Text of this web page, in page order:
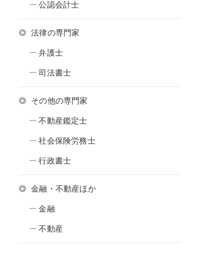
公認会計士
法律の専門家
弁護士
司法書士
その他の専門家
不動産鑑定士
社会保険労務士
行政書士
金融・不動産ほか
金融
不動産